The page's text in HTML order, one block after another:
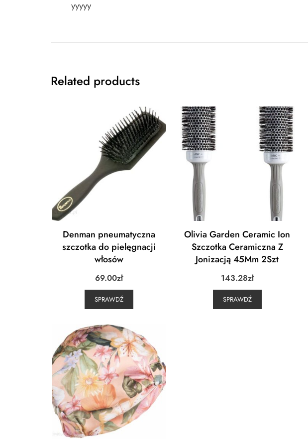
yyyyy
Related products
Denman pneumatyczna
szczotka do pielęgnacji
włosów
69.00zł
SPRAWDŹ
Olivia Garden Ceramic Ion
Szczotka Ceramiczna Z
Jonizacją 45Mm 2Szt
143.28zł
SPRAWDŹ